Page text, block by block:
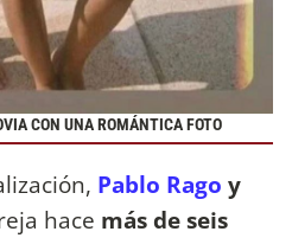
CON UNA ROMÁNTICA FOTO
Pablo Rago y
hace más de seis